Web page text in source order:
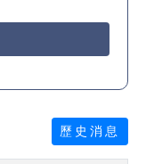
歷史消息